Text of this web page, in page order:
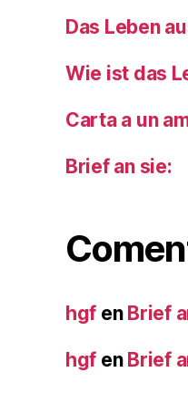
Das Leben
Wie ist das
Carta a un
Brief an sie:
hgf en Brief
hgf en Brief